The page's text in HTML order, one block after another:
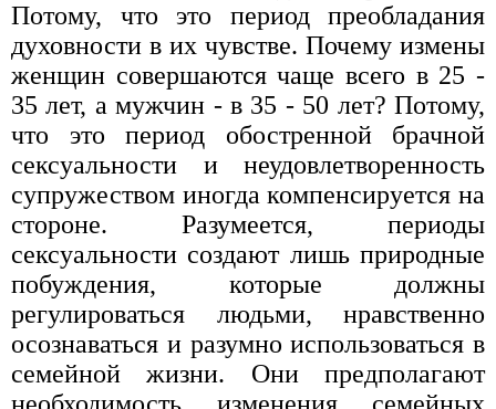
Потому, что это период преобладания
духовности в их чувстве. Почему измены
женщин совершаются чаще всего в 25 -
35 лет, а мужчин - в 35 - 50 лет? Потому,
что это период обостренной брачной
сексуальности и неудовлетворенность
супружеством иногда компенсируется на
стороне. Разумеется, периоды
сексуальности создают лишь природные
побуждения, которые должны
регулироваться людьми, нравственно
осознаваться и разумно использоваться в
семейной жизни. Они предполагают